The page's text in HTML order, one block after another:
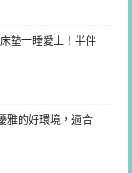
墊一睡愛上！半伴
雅的好環境，適合